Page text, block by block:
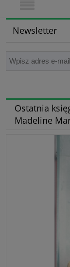
Newsletter
Ostatnia
Madeline